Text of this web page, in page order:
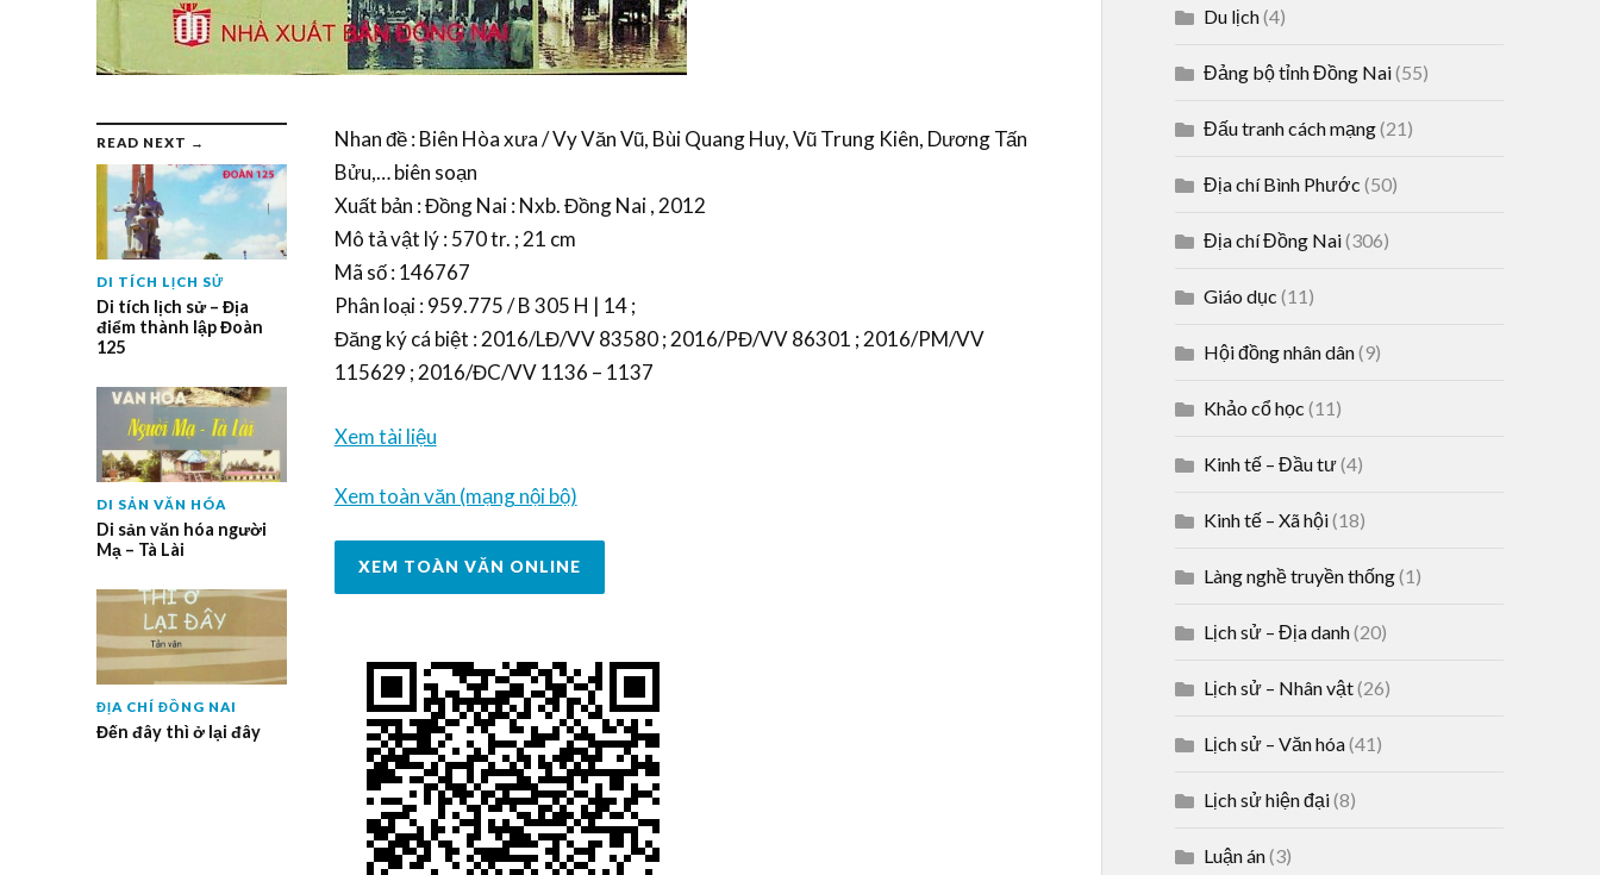
READ NEXT →
DI TÍCH LỊCH SỬ
Di tích lịch sử – Địa
điểm thành lập Đoàn
125
DI SẢN VĂN HÓA
Di sản văn hóa người
Mạ – Tà Lài
ĐỊA CHÍ ĐỒNG NAI
Đến đây thì ở lại đây
Nhan đề : Biên Hòa xưa / Vy Văn Vũ, Bùi Quang Huy, Vũ Trung Kiên, Dương Tấn
Bửu,… biên soạn
Xuất bản : Đồng Nai : Nxb. Đồng Nai , 2012
Mô tả vật lý : 570 tr. ; 21 cm
Mã số : 146767
Phân loại : 959.775 / B 305 H | 14 ;
Đăng ký cá biệt : 2016/LĐ/VV 83580 ; 2016/PĐ/VV 86301 ; 2016/PM/VV
115629 ; 2016/ĐC/VV 1136 – 1137
Xem tài liệu
Xem toàn văn (mạng nội bộ)
XEM TOÀN VĂN ONLINE
Du lịch(4)
Đảng bộ tỉnh Đồng Nai(55)
Đấu tranh cách mạng(21)
Địa chí Bình Phước (50)
Địa chí Đồng Nai(306)
Giáo dục (11)
Hội đồng nhân dân(9)
Khảo cổ học (11)
Kinh tế – Đầu tư(4)
Kinh tế – Xã hội(18)
Làng nghề truyền thống(1)
Lịch sử – Địa danh(20)
Lịch sử – Nhân vật(26)
Lịch sử – Văn hóa(41)
Lịch sử hiện đại(8)
Luận án(3)